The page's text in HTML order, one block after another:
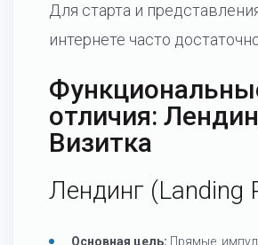
Для старта и
интернете часто
отличия:
Визитка
Лендинг (Landing
Основная цель: Прямые,